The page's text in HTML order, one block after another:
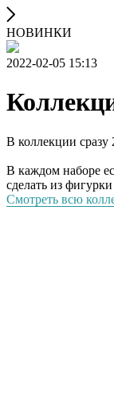
НОВИНКИ
2022-02-05 15:13
В коллекции сразу
В каждом наборе
сделать из
Смотреть всю